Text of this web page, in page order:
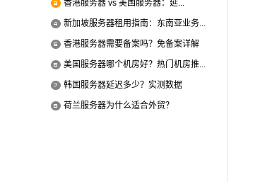
香港服务器 vs 美国服务器：延...
新加坡服务器租用指南：东南亚业务...
香港服务器需要备案吗？免备案详解
美国服务器哪个机房好？热门机房推...
韩国服务器延迟多少？实测数据
荷兰服务器为什么适合外贸？